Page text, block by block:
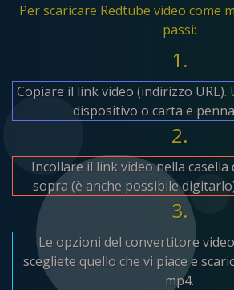
Per scaricare Redtube video come
passi:
1.
Copiare il link video (indirizzo URL).
dispositivo o carta e
2.
Incollare il link video nella casella
sopra (è anche possibile
3.
Le opzioni del convertitore
scegliete quello che vi piace e
mp4.